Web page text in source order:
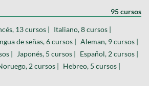
95 cursos
13 cursos | Italiano, 8 cursos |
de señas, 6 cursos | Aleman, 9 cursos |
|
Japonés, 5 cursos | Español, 2 cursos |
2 cursos | Hebreo, 5 cursos |